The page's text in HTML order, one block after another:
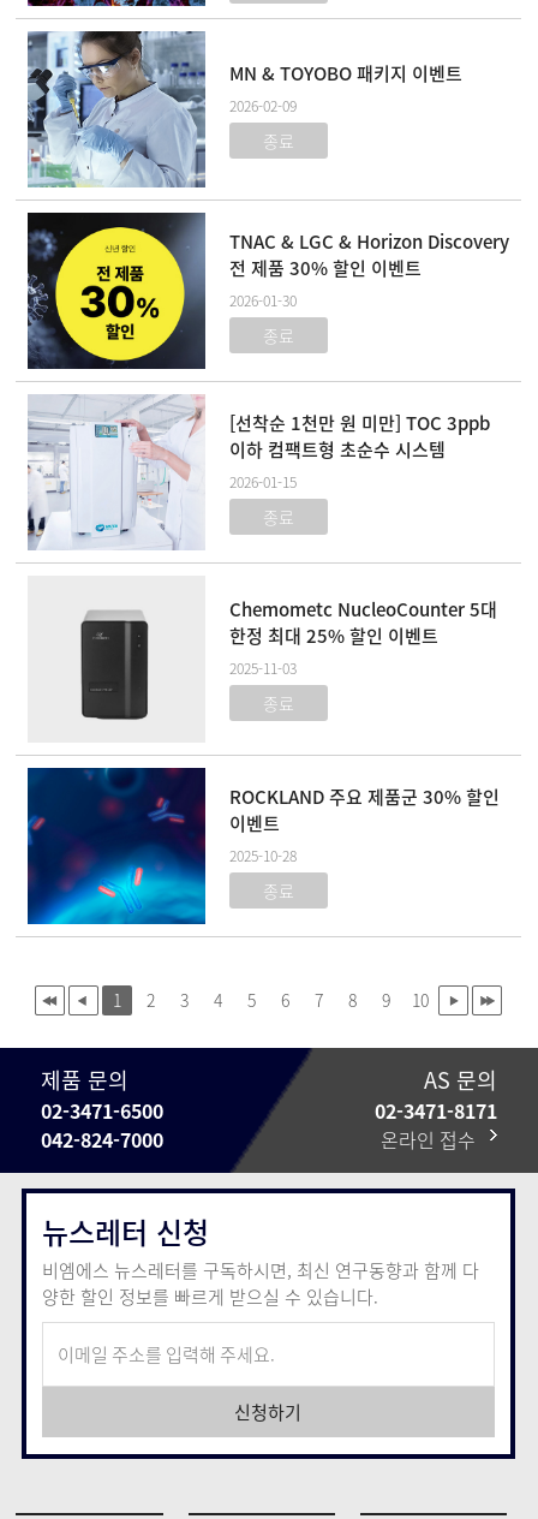
MN & TOYOBO 패키지 이벤트
2026-02-09
종료
TNAC & LGC & Horizon Discovery
전 제품 30% 할인 이벤트
2026-01-30
종료
[선착순 1천만 원 미만] TOC 3ppb
이하 컴팩트형 초순수 시스템
2026-01-15
종료
Chemometc NucleoCounter 5대
한정 최대 25% 할인 이벤트
2025-11-03
종료
ROCKLAND 주요 제품군 30% 할인
이벤트
2025-10-28
종료
1 2 3 4 5 6 7 8 9 10
제품 문의
02-3471-6500
042-824-7000
AS 문의
02-3471-8171
온라인 접수
뉴스레터 신청
비엠에스 뉴스레터를 구독하시면, 최신 연구동향과 함께 다
양한 할인 정보를 빠르게 받으실 수 있습니다.
신청하기